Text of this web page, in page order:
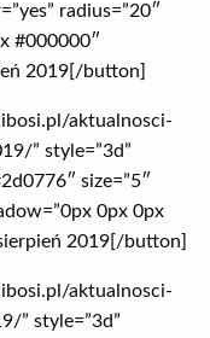
radius=”20″
#000000″
2019[/button]
aktualnosci-
” style=”3d”
size=”5″
0px 0px
2019[/button]
aktualnosci-
” style=”3d”